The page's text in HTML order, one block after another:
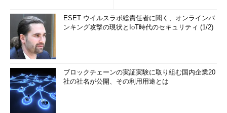
ESET ウイルスラボ総責任者に聞く、オンラインバ
ンキング攻撃の現状とIoT時代のセキュリティ (1/2)
ブロックチェーンの実証実験に取り組む国内企業20
社の社名が公開、その利用用途とは